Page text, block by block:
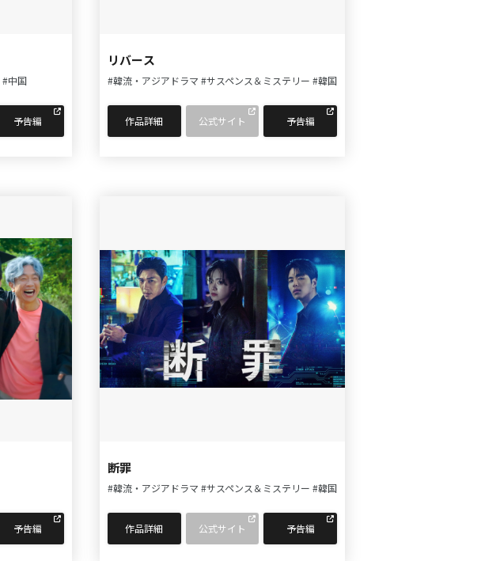
#中国
予告編
リバース
#韓流・アジアドラマ #サスペンス＆ミステリー #韓国
作品詳細 公式サイト 予告編
予告編
断罪
#韓流・アジアドラマ #サスペンス＆ミステリー #韓国
作品詳細 公式サイト 予告編